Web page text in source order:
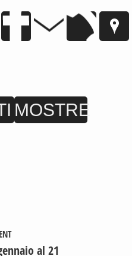
MOSTRE
al 21